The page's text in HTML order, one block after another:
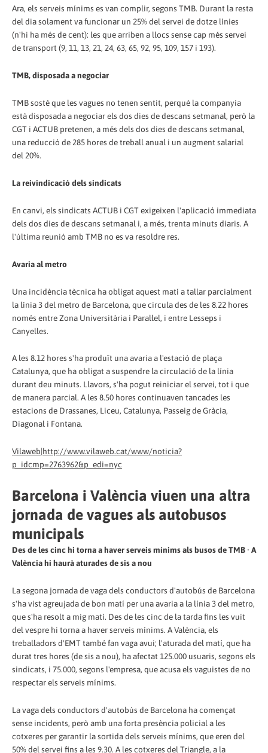
Ara, els serveis mínims es van complir, segons TMB. Durant la resta
del dia solament va funcionar un 25% del servei de dotze línies
(n'hi ha més de cent): les que arriben a llocs sense cap més servei
de transport (9, 11, 13, 21, 24, 63, 65, 92, 95, 109, 157 i 193).
TMB, disposada a negociar
TMB sosté que les vagues no tenen sentit, perquè la companyia
està disposada a negociar els dos dies de descans setmanal, però la
CGT i ACTUB pretenen, a més dels dos dies de descans setmanal,
una reducció de 285 hores de treball anual i un augment salarial
del 20%.
La reivindicació dels sindicats
En canvi, els sindicats ACTUB i CGT exigeixen l'aplicació immediata
dels dos dies de descans setmanal i, a més, trenta minuts diaris. A
l'última reunió amb TMB no es va resoldre res.
Avaria al metro
Una incidència tècnica ha obligat aquest matí a tallar parcialment
la línia 3 del metro de Barcelona, que circula des de les 8.22 hores
només entre Zona Universitària i Paral·lel, i entre Lesseps i
Canyelles.
A les 8.12 hores s'ha produït una avaria a l'estació de plaça
Catalunya, que ha obligat a suspendre la circulació de la línia
durant deu minuts. Llavors, s'ha pogut reiniciar el servei, tot i que
de manera parcial. A les 8.50 hores continuaven tancades les
estacions de Drassanes, Liceu, Catalunya, Passeig de Gràcia,
Diagonal i Fontana.
Vilaweb|http://www.vilaweb.cat/www/noticia?
p_idcmp=2763962&p_edi=nyc
Barcelona i València viuen una altra
jornada de vagues als autobusos
municipals
Des de les cinc hi torna a haver serveis mínims als busos de TMB · A
València hi haurà aturades de sis a nou
La segona jornada de vaga dels conductors d'autobús de Barcelona
s'ha vist agreujada de bon matí per una avaria a la línia 3 del metro,
que s'ha resolt a mig matí. Des de les cinc de la tarda fins les vuit
del vespre hi torna a haver serveis mínims. A València, els
treballadors d'EMT també fan vaga avui; l'aturada del matí, que ha
durat tres hores (de sis a nou), ha afectat 125.000 usuaris, segons els
sindicats, i 75.000, segons l'empresa, que acusa els vaguistes de no
respectar els serveis mínims.
La vaga dels conductors d'autobús de Barcelona ha començat
sense incidents, però amb una forta presència policial a les
cotxeres per garantir la sortida dels serveis mínims, que eren del
50% del servei fins a les 9.30. A les cotxeres del Triangle, a la